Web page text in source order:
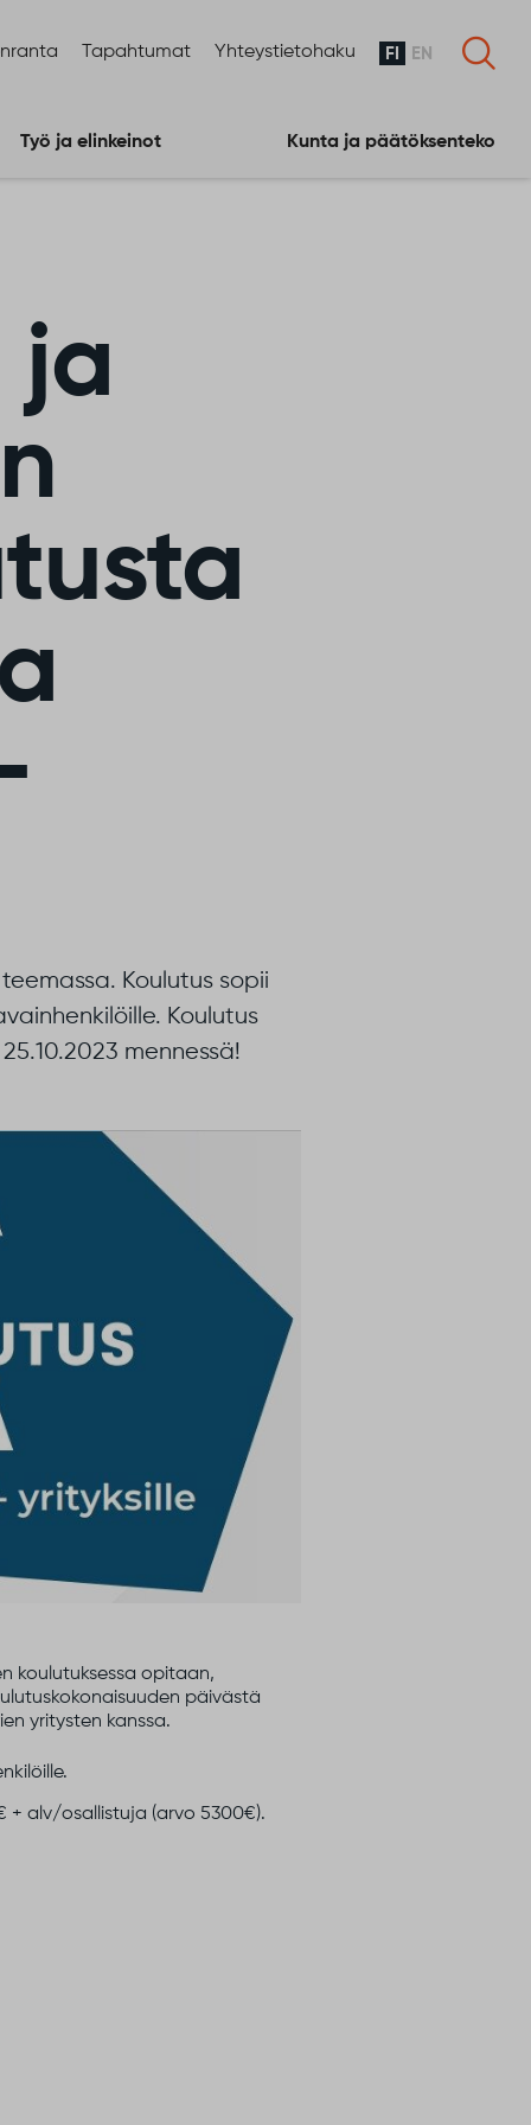
Tapahtumat Yhteystietohaku FI EN
Työ ja elinkeinot Kunta ja päätöksenteko
ja
Koulutus sopii
Koulutus
mennessä!
koulutuksessa opitaan,
päivästä
yritysten kanssa.
+ alv/osallistuja (arvo 5300€).